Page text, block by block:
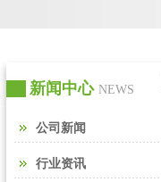
新闻中心 NEWS
公司新闻
行业资讯